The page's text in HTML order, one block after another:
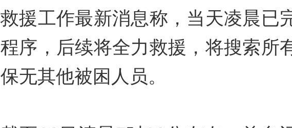
救援工作最新消息称，当天凌晨已
程序，后续将全力救援，将搜索所
保无其他被困人员。